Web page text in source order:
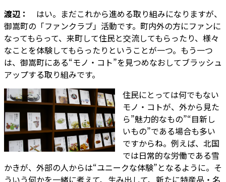
渡辺： はい。まだこれから進める取り組みになりますが、
御嵩町の「ファンクラブ」活動です。町内外の方にファンに
なってもらって、来町して住民と交流してもらったり、様々
なことを体験してもらったりということが一つ。もう一つ
は、御嵩町にある“モノ・コト”を見つめなおしてブラッシュ
アップする取り組みです。
住民にとっては何でもない
モノ・コトが、外から見た
ら”魅力的なもの”“目新し
いもの”である場合も多い
ですからね。例えば、北国
では日常的な労働である雪
かきが、外部の人からは“ユニークな体験”となるように。そ
ういう何かを一緒に考えて、生み出して、新たに特産品・名